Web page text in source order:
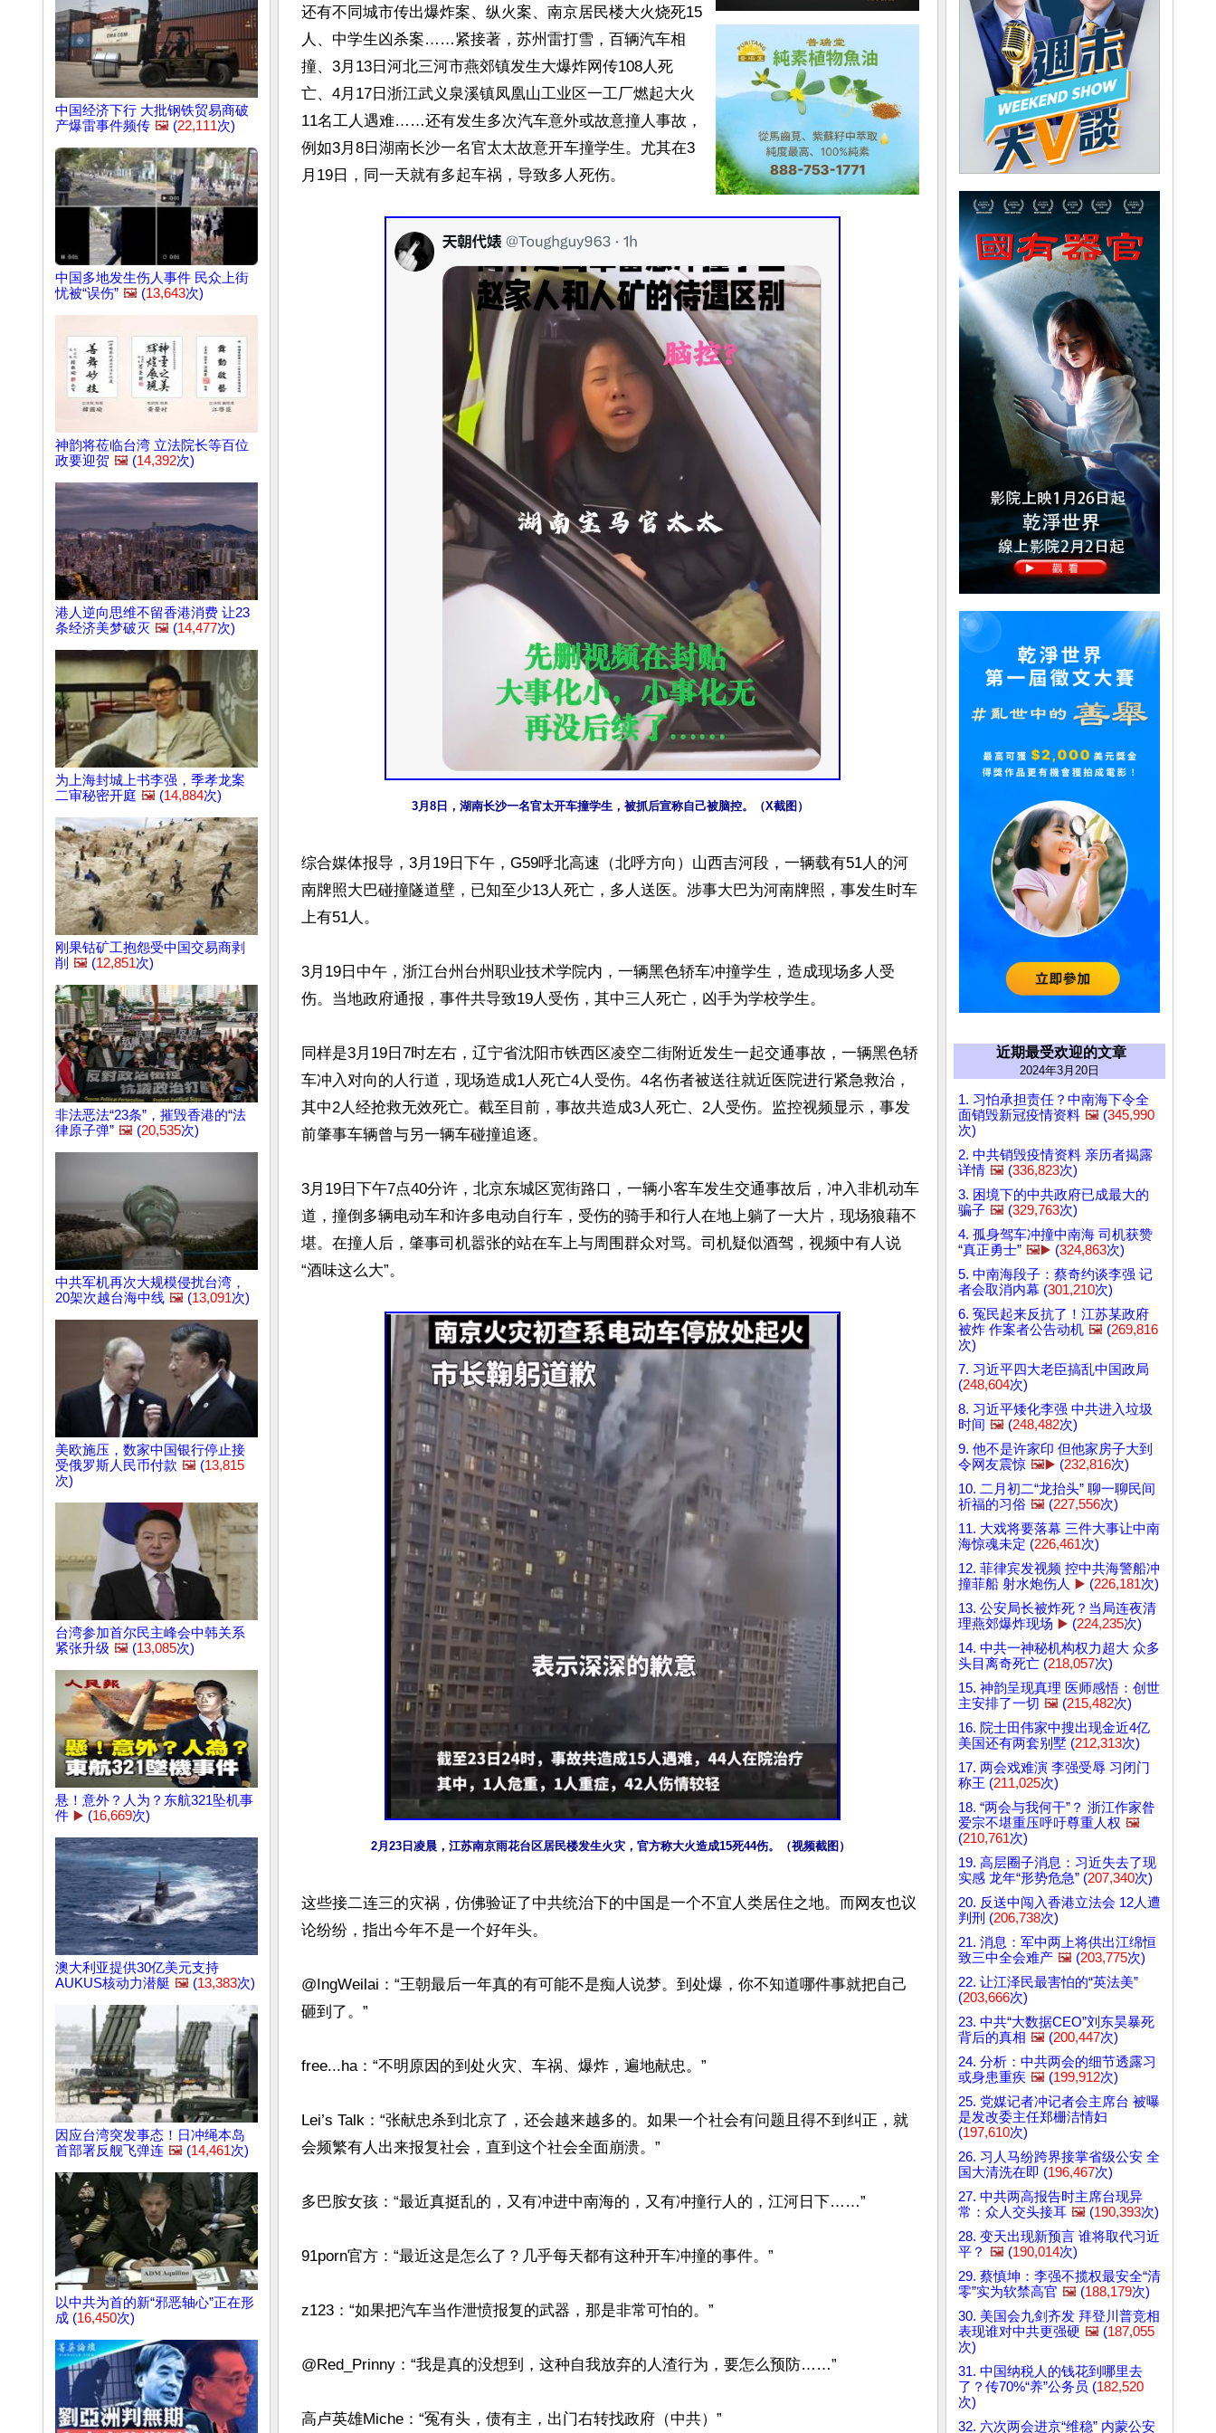
中国经济下行 大批钢铁贸易商破
产爆雷事件频传 🖼️ (22,111次)
中国多地发生伤人事件 民众上街
忧被“误伤” 🖼️ (13,643次)
神韵将莅临台湾 立法院长等百位
政要迎贺 🖼️ (14,392次)
港人逆向思维不留香港消费 让23
条经济美梦破灭 🖼️ (14,477次)
为上海封城上书李强，季孝龙案
二审秘密开庭 🖼️ (14,884次)
刚果钴矿工抱怨受中国交易商剥
削 🖼️ (12,851次)
非法恶法“23条”，摧毁香港的“法
律原子弹” 🖼️ (20,535次)
中共军机再次大规模侵扰台湾，
20架次越台海中线 🖼️ (13,091次)
美欧施压，数家中国银行停止接
受俄罗斯人民币付款 🖼️ (13,815
次)
台湾参加首尔民主峰会中韩关系
紧张升级 🖼️ (13,085次)
悬！意外？人为？东航321坠机事
件 ▶️ (16,669次)
澳大利亚提供30亿美元支持
AUKUS核动力潜艇 🖼️ (13,383次)
因应台湾突发事态！日冲绳本岛
首部署反舰飞弹连 🖼️ (14,461次)
以中共为首的新“邪恶轴心”正在形
成 (16,450次)
还有不同城市传出爆炸案、纵火案、南京居民楼大火烧死15
人、中学生凶杀案……紧接著，苏州雷打雪，百辆汽车相
撞、3月13日河北三河市燕郊镇发生大爆炸网传108人死
亡、4月17日浙江武义泉溪镇凤凰山工业区一工厂燃起大火
11名工人遇难……还有发生多次汽车意外或故意撞人事故，
例如3月8日湖南长沙一名官太太故意开车撞学生。尤其在3
月19日，同一天就有多起车祸，导致多人死伤。
3月8日，湖南长沙一名官太开车撞学生，被抓后宣称自己被脑控。（X截图）
综合媒体报导，3月19日下午，G59呼北高速（北呼方向）山西吉河段，一辆载有51人的河
南牌照大巴碰撞隧道壁，已知至少13人死亡，多人送医。涉事大巴为河南牌照，事发生时车
上有51人。
3月19日中午，浙江台州台州职业技术学院内，一辆黑色轿车冲撞学生，造成现场多人受
伤。当地政府通报，事件共导致19人受伤，其中三人死亡，凶手为学校学生。
同样是3月19日7时左右，辽宁省沈阳市铁西区凌空二街附近发生一起交通事故，一辆黑色轿
车冲入对向的人行道，现场造成1人死亡4人受伤。4名伤者被送往就近医院进行紧急救治，
其中2人经抢救无效死亡。截至目前，事故共造成3人死亡、2人受伤。监控视频显示，事发
前肇事车辆曾与另一辆车碰撞追逐。
3月19日下午7点40分许，北京东城区宽街路口，一辆小客车发生交通事故后，冲入非机动车
道，撞倒多辆电动车和许多电动自行车，受伤的骑手和行人在地上躺了一大片，现场狼藉不
堪。在撞人后，肇事司机嚣张的站在车上与周围群众对骂。司机疑似酒驾，视频中有人说
“酒味这么大”。
2月23日凌晨，江苏南京雨花台区居民楼发生火灾，官方称大火造成15死44伤。（视频截图）
这些接二连三的灾祸，仿佛验证了中共统治下的中国是一个不宜人类居住之地。而网友也议
论纷纷，指出今年不是一个好年头。
@IngWeilai：“王朝最后一年真的有可能不是痴人说梦。到处爆，你不知道哪件事就把自己
砸到了。”
free...ha：“不明原因的到处火灾、车祸、爆炸，遍地献忠。”
Lei’s Talk：“张献忠杀到北京了，还会越来越多的。如果一个社会有问题且得不到纠正，就
会频繁有人出来报复社会，直到这个社会全面崩溃。”
多巴胺女孩：“最近真挺乱的，又有冲进中南海的，又有冲撞行人的，江河日下……”
91porn官方：“最近这是怎么了？几乎每天都有这种开车冲撞的事件。”
z123：“如果把汽车当作泄愤报复的武器，那是非常可怕的。”
@Red_Prinny：“我是真的没想到，这种自我放弃的人渣行为，要怎么预防……”
高卢英雄Miche：“冤有头，债有主，出门右转找政府（中共）”
近期最受欢迎的文章
2024年3月20日
1. 习怕承担责任？中南海下令全
面销毁新冠疫情资料 🖼️ (345,990
次)
2. 中共销毁疫情资料 亲历者揭露
详情 🖼️ (336,823次)
3. 困境下的中共政府已成最大的
骗子 🖼️ (329,763次)
4. 孤身驾车冲撞中南海 司机获赞
“真正勇士” 🖼️▶️ (324,863次)
5. 中南海段子：蔡奇约谈李强 记
者会取消内幕 (301,210次)
6. 冤民起来反抗了！江苏某政府
被炸 作案者公告动机 🖼️ (269,816
次)
7. 习近平四大老臣搞乱中国政局
(248,604次)
8. 习近平矮化李强 中共进入垃圾
时间 🖼️ (248,482次)
9. 他不是许家印 但他家房子大到
令网友震惊 🖼️▶️ (232,816次)
10. 二月初二“龙抬头” 聊一聊民间
祈福的习俗 🖼️ (227,556次)
11. 大戏将要落幕 三件大事让中南
海惊魂未定 (226,461次)
12. 菲律宾发视频 控中共海警船冲
撞菲船 射水炮伤人 ▶️ (226,181次)
13. 公安局长被炸死？当局连夜清
理燕郊爆炸现场 ▶️ (224,235次)
14. 中共一神秘机构权力超大 众多
头目离奇死亡 (218,057次)
15. 神韵呈现真理 医师感悟：创世
主安排了一切 🖼️ (215,482次)
16. 院士田伟家中搜出现金近4亿
美国还有两套别墅 (212,313次)
17. 两会戏难演 李强受辱 习闭门
称王 (211,025次)
18. “两会与我何干”？ 浙江作家昝
爱宗不堪重压呼吁尊重人权 🖼️
(210,761次)
19. 高层圈子消息：习近失去了现
实感 龙年“形势危急” (207,340次)
20. 反送中闯入香港立法会 12人遭
判刑 (206,738次)
21. 消息：军中两上将供出江绵恒
致三中全会难产 🖼️ (203,775次)
22. 让江泽民最害怕的“英法美”
(203,666次)
23. 中共“大数据CEO”刘东昊暴死
背后的真相 🖼️ (200,447次)
24. 分析：中共两会的细节透露习
或身患重疾 🖼️ (199,912次)
25. 党媒记者冲记者会主席台 被曝
是发改委主任郑栅洁情妇
(197,610次)
26. 习人马纷跨界接掌省级公安 全
国大清洗在即 (196,467次)
27. 中共两高报告时主席台现异
常：众人交头接耳 🖼️ (190,393次)
28. 变天出现新预言 谁将取代习近
平？ 🖼️ (190,014次)
29. 蔡慎坤：李强不揽权最安全“清
零”实为软禁高官 🖼️ (188,179次)
30. 美国会九剑齐发 拜登川普竞相
表现谁对中共更强硬 🖼️ (187,055
次)
31. 中国纳税人的钱花到哪里去
了？传70%“养”公务员 (182,520
次)
32. 六次两会进京“维稳” 内蒙公安